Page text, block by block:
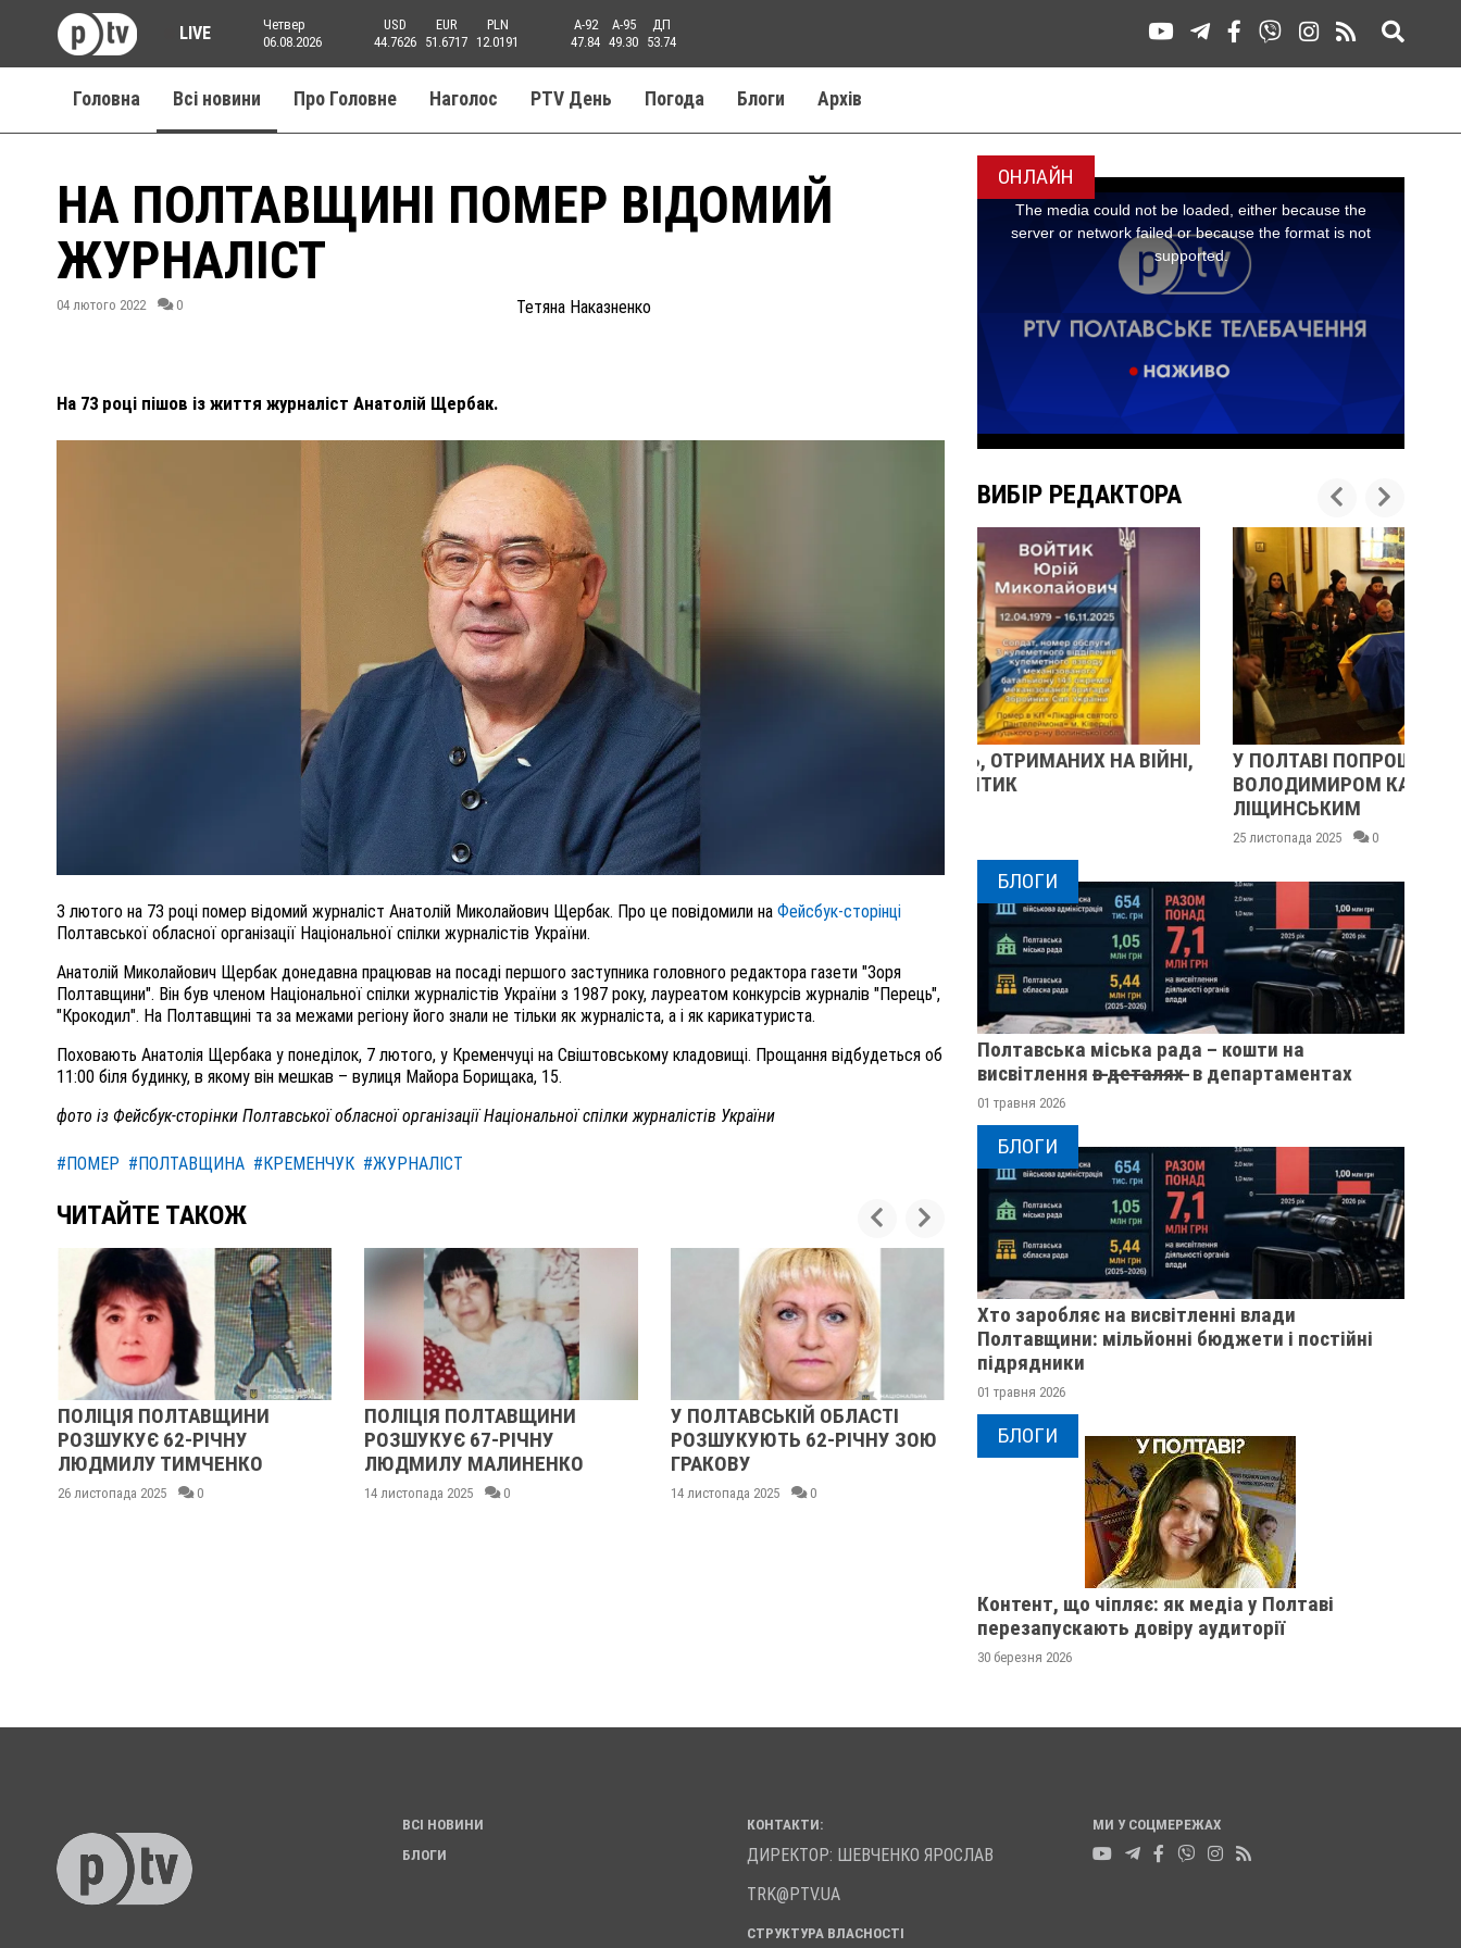
LIVE
Четвер
06.08.2026
USD
44.7626
EUR
51.6717
PLN
12.0191
A-92
47.84
A-95
49.30
ДП
53.74
Головна Всі новини Про Головне Наголос PTV День Погода Блоги Aрхів
НА ПОЛТАВЩИНІ ПОМЕР ВІДОМИЙ
ЖУРНАЛІСТ
04 лютого 2022 0 Тетяна Наказненко
На 73 році пішов із життя журналіст Анатолій Щербак.
3 лютого на 73 році помер відомий журналіст Анатолій Миколайович Щербак. Про це повідомили на Фейсбук-сторінці
Полтавської обласної організації Національної спілки журналістів України.
Анатолій Миколайович Щербак донедавна працював на посаді першого заступника головного редактора газети "Зоря
Полтавщини". Він був членом Національної спілки журналістів України з 1987 року, лауреатом конкурсів журналів "Перець",
"Крокодил". На Полтавщині та за межами регіону його знали не тільки як журналіста, а і як карикатуриста.
Поховають Анатолія Щербака у понеділок, 7 лютого, у Кременчуці на Свіштовському кладовищі. Прощання відбудеться об
11:00 біля будинку, в якому він мешкав – вулиця Майора Борищака, 15.
фото із Фейсбук-сторінки Полтавської обласної організації Національної спілки журналістів України
#ПОМЕР #ПОЛТАВЩИНА #КРЕМЕНЧУК #ЖУРНАЛІСТ
ЧИТАЙТЕ ТАКОЖ
ПОЛІЦІЯ ПОЛТАВЩИНИ
РОЗШУКУЄ 62-РІЧНУ
ЛЮДМИЛУ ТИМЧЕНКО
26 листопада 2025 0
ПОЛІЦІЯ ПОЛТАВЩИНИ
РОЗШУКУЄ 67-РІЧНУ
ЛЮДМИЛУ МАЛИНЕНКО
14 листопада 2025 0
У ПОЛТАВСЬКІЙ ОБЛАСТІ
РОЗШУКУЮТЬ 62-РІЧНУ ЗОЮ
ГРАКОВУ
14 листопада 2025 0
НА КУРЩИНІ ПОЛІГ 28-
РІЧНИЙ ВОЇН ІЗ
ПОЛТАВЩИНИ ДМИТРО
13 листопада 2025 0
РОЗШУКУЮТЬ 82-
ГАННУ МЕРКОТАН
13 листопада 2025
ОНЛАЙН
ВИБІР РЕДАКТОРА
ПОЛІЦІЯ ПОЛТАВЩИНИ РОЗШУКУЄ 62-РІЧНУ
ВНАСЛІДОК ПОРАНЕНЬ, ОТРИМАНИХ НА ВІЙНІ,
ПОМЕР ВОЇН ЮРІЙ ВОЙТИК
25 листопада 2025 0
У ПОЛТАВІ ПОПРОЩАЛИСЯ ІЗ ВІЙСЬКОВИМИ
ВОЛОДИМИРОМ КАРЕНГІНИМ ТА ОЛЕГОМ
БЛОГИ
Полтавська міська рада – кошти на
висвітлення в̶ ̶д̶е̶т̶а̶л̶я̶х̶ ̶ в департаментах
01 травня 2026
БЛОГИ
Хто заробляє на висвітленні влади
Полтавщини: мільйонні бюджети і постійні
підрядники
01 травня 2026
БЛОГИ
Контент, що чіпляє: як медіа у Полтаві
перезапускають довіру аудиторії
30 березня 2026
ВСІ НОВИНИ
БЛОГИ
КОНТАКТИ:
ДИРЕКТОР: ШЕВЧЕНКО ЯРОСЛАВ
TRK@PTV.UA
СТРУКТУРА ВЛАСНОСТІ
МИ У СОЦМЕРЕЖАХ